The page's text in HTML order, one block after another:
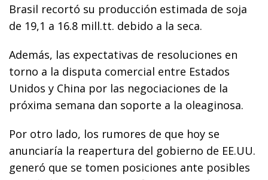
Brasil recortó su producción estimada de soja
de 19,1 a 16.8 mill.tt. debido a la seca.
Además, las expectativas de resoluciones en
torno a la disputa comercial entre Estados
Unidos y China por las negociaciones de la
próxima semana dan soporte a la oleaginosa.
Por otro lado, los rumores de que hoy se
anunciaría la reapertura del gobierno de EE.UU.
generó que se tomen posiciones ante posibles